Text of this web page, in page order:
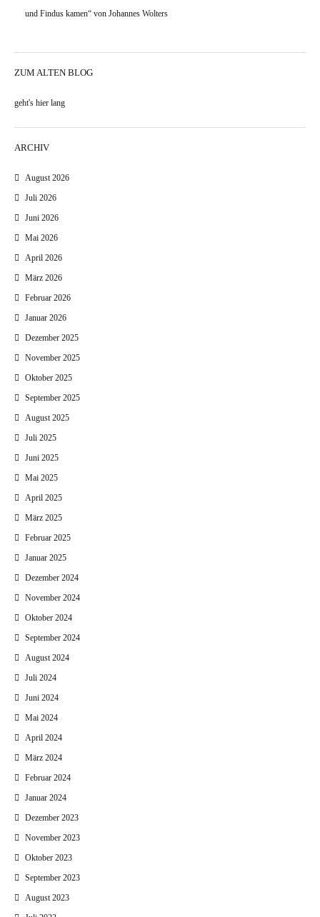
und Findus kamen“ von Johannes Wolters
ZUM ALTEN BLOG
geht's hier lang
ARCHIV
August 2026
Juli 2026
Juni 2026
Mai 2026
April 2026
März 2026
Februar 2026
Januar 2026
Dezember 2025
November 2025
Oktober 2025
September 2025
August 2025
Juli 2025
Juni 2025
Mai 2025
April 2025
März 2025
Februar 2025
Januar 2025
Dezember 2024
November 2024
Oktober 2024
September 2024
August 2024
Juli 2024
Juni 2024
Mai 2024
April 2024
März 2024
Februar 2024
Januar 2024
Dezember 2023
November 2023
Oktober 2023
September 2023
August 2023